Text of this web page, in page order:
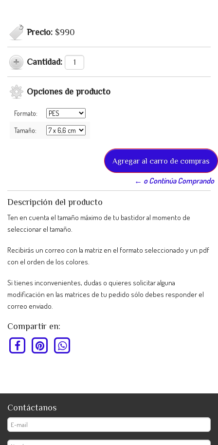
Precio: $990
Cantidad:
Opciones de producto
Formato:
Tamaño:
← o Continúa Comprando
Descripción del producto
Ten en cuenta el tamaño máximo de tu bastidor al momento de
seleccionar el tamaño.
Recibirás un correo con la matriz en el formato seleccionado y un pdf
con el orden de los colores.
Si tienes inconvenientes, dudas o quieres solicitar alguna
modificación en las matrices de tu pedido sólo debes responder el
correo enviado.
Compartir en:
Contáctanos